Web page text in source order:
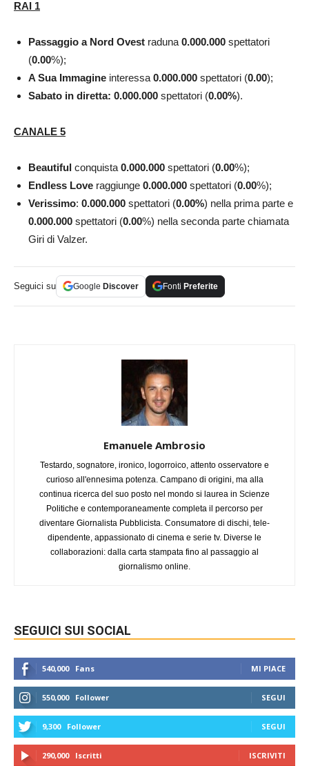
RAI 1
Passaggio a Nord Ovest raduna 0.000.000 spettatori
(0.00%);
A Sua Immagine interessa 0.000.000 spettatori (0.00);
Sabato in diretta: 0.000.000 spettatori (0.00%).
CANALE 5
Beautiful conquista 0.000.000 spettatori (0.00%);
Endless Love raggiunge 0.000.000 spettatori (0.00%);
Verissimo: 0.000.000 spettatori (0.00%) nella prima parte e
0.000.000 spettatori (0.00%) nella seconda parte chiamata
Giri di Valzer.
Seguici su Google Discover Fonti Preferite
Emanuele Ambrosio
Testardo, sognatore, ironico, logorroico, attento osservatore e
curioso all'ennesima potenza. Campano di origini, ma alla
continua ricerca del suo posto nel mondo si laurea in Scienze
Politiche e contemporaneamente completa il percorso per
diventare Giornalista Pubblicista. Consumatore di dischi, tele-
dipendente, appassionato di cinema e serie tv. Diverse le
collaborazioni: dalla carta stampata fino al passaggio al
giornalismo online.
SEGUICI SUI SOCIAL
540,000 Fans MI PIACE
550,000 Follower SEGUI
9,300 Follower SEGUI
290,000 Iscritti ISCRIVITI